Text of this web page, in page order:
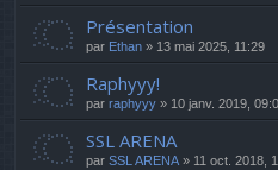
Présentation
par Ethan » 13 mai 2025, 11:29
Raphyyy!
par raphyyy » 10 janv. 2019,
SSL ARENA
par SSL ARENA » 11 oct. 2018,